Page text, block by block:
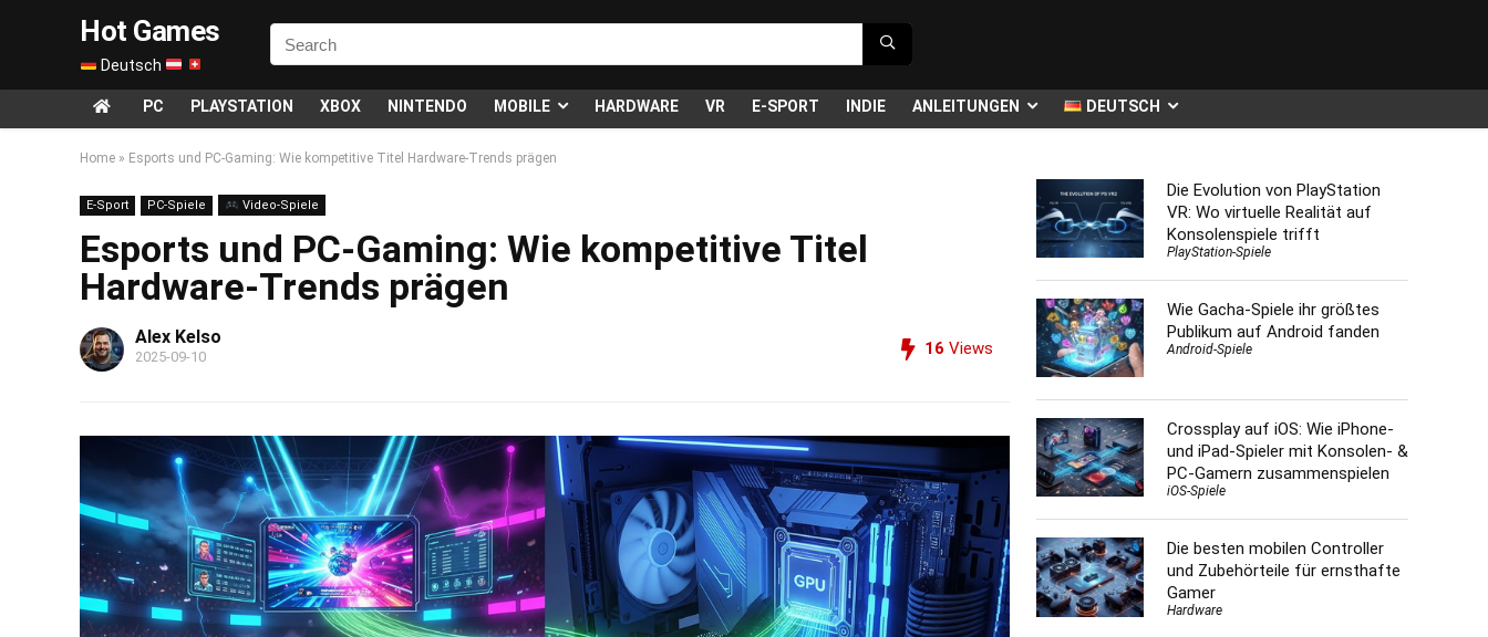
Hot Games
Deutsch
PC PLAYSTATION XBOX NINTENDO MOBILE HARDWARE VR E-SPORT INDIE ANLEITUNGEN DEUTSCH
Home » Esports und PC-Gaming: Wie kompetitive Titel Hardware-Trends prägen
E-Sport PC-Spiele Video-Spiele
Esports und PC-Gaming: Wie kompetitive Titel
Hardware-Trends prägen
Alex Kelso
2025-09-10 16 Views
Die Evolution von PlayStation
VR: Wo virtuelle Realität auf
Konsolenspiele trifft
PlayStation-Spiele
Wie Gacha-Spiele ihr größtes
Publikum auf Android fanden
Android-Spiele
Crossplay auf iOS: Wie iPhone-
und iPad-Spieler mit Konsolen- &
PC-Gamern zusammenspielen
iOS-Spiele
Die besten mobilen Controller
und Zubehörteile für ernsthafte
Gamer
Hardware